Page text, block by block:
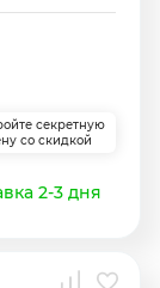
секретную
со скидкой
2-3 дня